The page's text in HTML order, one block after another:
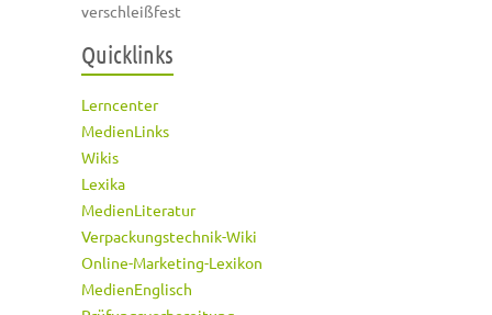
verschleißfest
Quicklinks
Lerncenter
MedienLinks
Wikis
Lexika
MedienLiteratur
Verpackungstechnik-Wiki
Online-Marketing-Lexikon
MedienEnglisch